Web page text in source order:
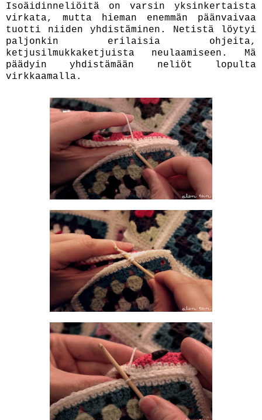
Isoäidinneliöitä on varsin yksinkertaista
virkata, mutta hieman enemmän päänvaivaa
tuotti niiden yhdistäminen. Netistä löytyi
paljonkin erilaisia ohjeita,
ketjusilmukkaketjuista neulaamiseen. Mä
päädyin yhdistämään neliöt lopulta
virkkaamalla.